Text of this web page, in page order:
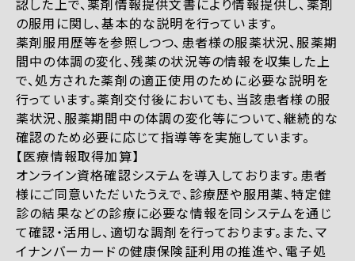
認した上で、薬剤情報提供文書により情報提供し、薬剤
の服用に関し、基本的な説明を行っています。
薬剤服用歴等を参照しつつ、患者様の服薬状況、服薬期
間中の体調の変化、残薬の状況等の情報を収集した上
で、処方された薬剤の適正使用のために必要な説明を
行っています。薬剤交付後においても、当該患者様の服
薬状況、服薬期間中の体調の変化等について、継続的な
確認のため必要に応じて指導等を実施しています。
【医療情報取得加算】
オンライン資格確認システムを導入しております。患者
様にご同意いただいたうえで、診療歴や服用薬、特定健
診の結果などの診療に必要な情報を同システムを通じ
て確認・活用し、適切な調剤を行っております。また、マ
イナンバーカードの健康保険証利用の推進や、電子処